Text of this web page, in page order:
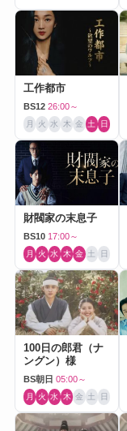
工作都市
BS12 26:00～
月 火 水 木 金 土 日
財閥家の末息子
BS10 17:00～
月 火 水 木 金 土 日
100日の郎君（ナ
ングン）様
BS朝日 05:00～
月 火 水 木 金 土 日